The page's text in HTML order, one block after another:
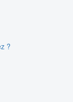
?